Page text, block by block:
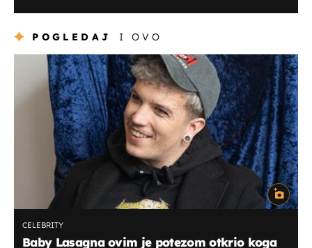
POGLEDAJ I OVO
CELEBRITY
Baby Lasagna ovim je potezom otkrio koga